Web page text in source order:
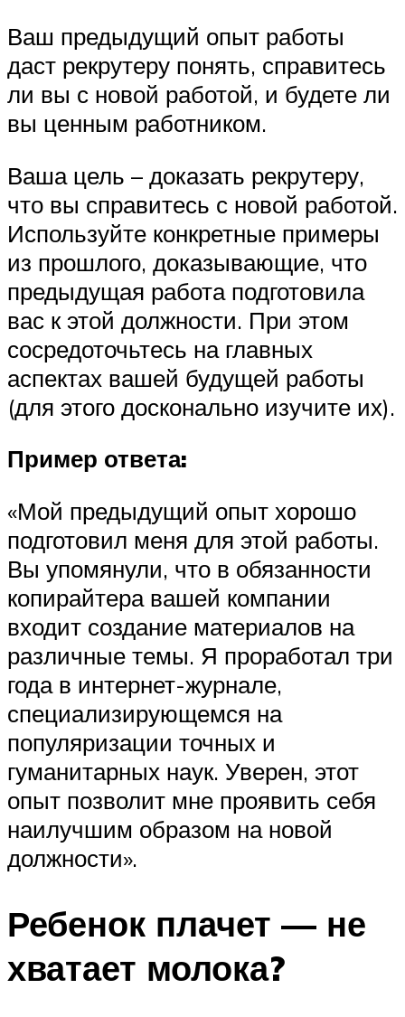
Ваш предыдущий опыт работы
даст рекрутеру понять, справитесь
ли вы с новой работой, и будете ли
вы ценным работником.
Ваша цель – доказать рекрутеру,
что вы справитесь с новой работой.
Используйте конкретные примеры
из прошлого, доказывающие, что
предыдущая работа подготовила
вас к этой должности. При этом
сосредоточьтесь на главных
аспектах вашей будущей работы
(для этого досконально изучите их).
Пример ответа:
«Мой предыдущий опыт хорошо
подготовил меня для этой работы.
Вы упомянули, что в обязанности
копирайтера вашей компании
входит создание материалов на
различные темы. Я проработал три
года в интернет-журнале,
специализирующемся на
популяризации точных и
гуманитарных наук. Уверен, этот
опыт позволит мне проявить себя
наилучшим образом на новой
должности».
Ребенок плачет — не
хватает молока?